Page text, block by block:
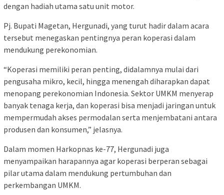
dengan hadiah utama satu unit motor.
Pj. Bupati Magetan, Hergunadi, yang turut hadir dalam acara
tersebut menegaskan pentingnya peran koperasi dalam
mendukung perekonomian.
“Koperasi memiliki peran penting, didalamnya mulai dari
pengusaha mikro, kecil, hingga menengah diharapkan dapat
menopang perekonomian Indonesia. Sektor UMKM menyerap
banyak tenaga kerja, dan koperasi bisa menjadi jaringan untuk
mempermudah akses permodalan serta menjembatani antara
produsen dan konsumen,” jelasnya.
Dalam momen Harkopnas ke-77, Hergunadi juga
menyampaikan harapannya agar koperasi berperan sebagai
pilar utama dalam mendukung pertumbuhan dan
perkembangan UMKM.